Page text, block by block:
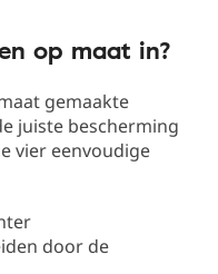
op maat in?
gemaakte
juiste bescherming
vier eenvoudige
door de